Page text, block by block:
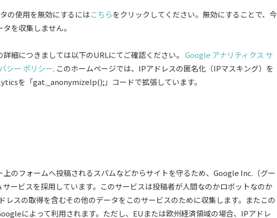
の使用を無効にするにはこちらをクリックしてください。無効にすることで、今
を収集しません。
細につきましては以下のURLにてご確認ください。 Google アナリティクス サ
シー ポリシー. このホームページでは、IPアドレスの匿名化（IPマスキング）を
を「gat._anonymizeIp();」コードで拡張しています。
のフォームへ投稿されるスパムなどからサイトを守るため、Google Inc.（グー
サービスを採用しています。このサービスは投稿者が人間なのかロボットなのか
レスの取得を含むその他のデータをこのサービスのために収集します。またこの
によって利用されます。ただし、EUまたは欧州経済領域の場合、IPアドレ